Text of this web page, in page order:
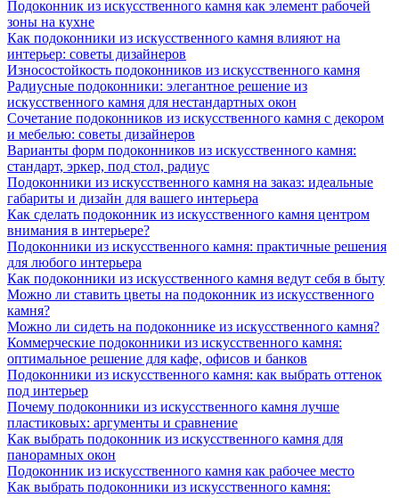
Подоконник из искусственного камня как элемент рабочей
зоны на кухне
Как подоконники из искусственного камня влияют на
интерьер: советы дизайнеров
Износостойкость подоконников из искусственного камня
Радиусные подоконники: элегантное решение из
искусственного камня для нестандартных окон
Сочетание подоконников из искусственного камня с декором
и мебелью: советы дизайнеров
Варианты форм подоконников из искусственного камня:
стандарт, эркер, под стол, радиус
Подоконники из искусственного камня на заказ: идеальные
габариты и дизайн для вашего интерьера
Как сделать подоконник из искусственного камня центром
внимания в интерьере?
Подоконники из искусственного камня: практичные решения
для любого интерьера
Как подоконники из искусственного камня ведут себя в быту
Можно ли ставить цветы на подоконник из искусственного
камня?
Можно ли сидеть на подоконнике из искусственного камня?
Коммерческие подоконники из искусственного камня:
оптимальное решение для кафе, офисов и банков
Подоконники из искусственного камня: как выбрать оттенок
под интерьер
Почему подоконники из искусственного камня лучше
пластиковых: аргументы и сравнение
Как выбрать подоконник из искусственного камня для
панорамных окон
Подоконник из искусственного камня как рабочее место
Как выбрать подоконники из искусственного камня: